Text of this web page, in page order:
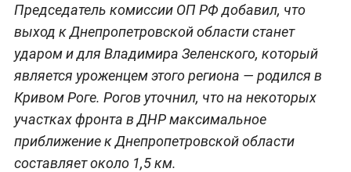
Председатель комиссии ОП РФ добавил, что
выход к Днепропетровской области станет
ударом и для Владимира Зеленского, который
является уроженцем этого региона — родился в
Кривом Роге. Рогов уточнил, что на некоторых
участках фронта в ДНР максимальное
приближение к Днепропетровской области
составляет около 1,5 км.